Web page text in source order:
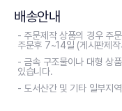
배송안내
- 주문제작 상품의 경우 주
주문후 7~14일 (게시판제
- 금속 구조물이나 대형 상
있습니다.
- 도서산간 및 기타 일부지